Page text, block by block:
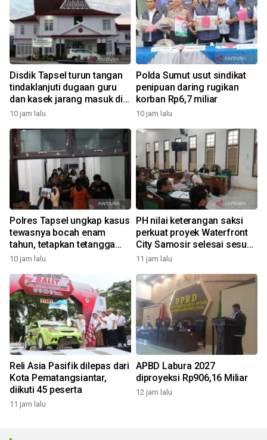
Disdik Tapsel turun tangan
tindaklanjuti dugaan guru
dan kasek jarang masuk di
SD Tapus Nabolak
10 jam lalu
Polda Sumut usut sindikat
penipuan daring rugikan
korban Rp6,7 miliar
10 jam lalu
Polres Tapsel ungkap kasus
tewasnya bocah enam
tahun, tetapkan tetangga
korban sebagai tersangka
10 jam lalu
PH nilai keterangan saksi
perkuat proyek Waterfront
City Samosir selesai sesuai
adendum
11 jam lalu
Reli Asia Pasifik dilepas dari
Kota Pematangsiantar,
diikuti 45 peserta
11 jam lalu
APBD Labura 2027
diproyeksi Rp906,16 Miliar
12 jam lalu